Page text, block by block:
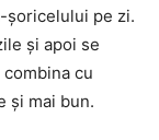
șoricelului pe zi.
și apoi se
cu
și mai bun.